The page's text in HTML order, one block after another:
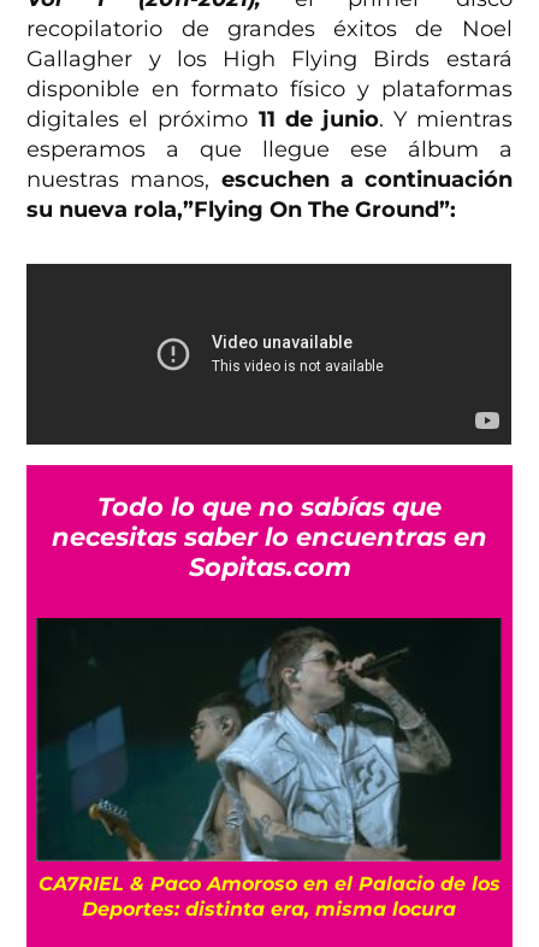
recopilatorio de grandes éxitos de Noel
Gallagher y los High Flying Birds estará
disponible en formato físico y plataformas
digitales el próximo 11 de junio. Y mientras
esperamos a que llegue ese álbum a
nuestras manos, escuchen a continuación
su nueva rola,”Flying On The Ground”:
Todo lo que no sabías que
necesitas saber lo encuentras en
Sopitas.com
CA7RIEL & Paco Amoroso en el Palacio de los
Deportes: distinta era, misma locura